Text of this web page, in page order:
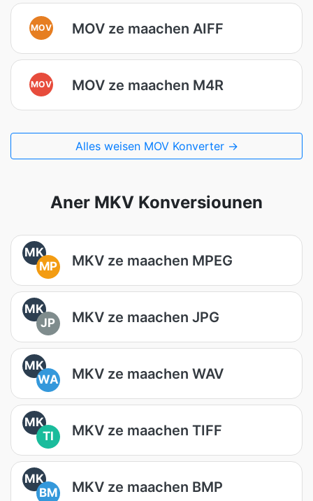
MOV MOV ze maachen AIFF
MOV MOV ze maachen M4R
Alles weisen MOV Konverter →
Aner MKV Konversiounen
MK
MP
MKV ze maachen MPEG
MK
JP
MKV ze maachen JPG
MK
WA
MKV ze maachen WAV
MK
TI
MKV ze maachen TIFF
MK
BM
MKV ze maachen BMP